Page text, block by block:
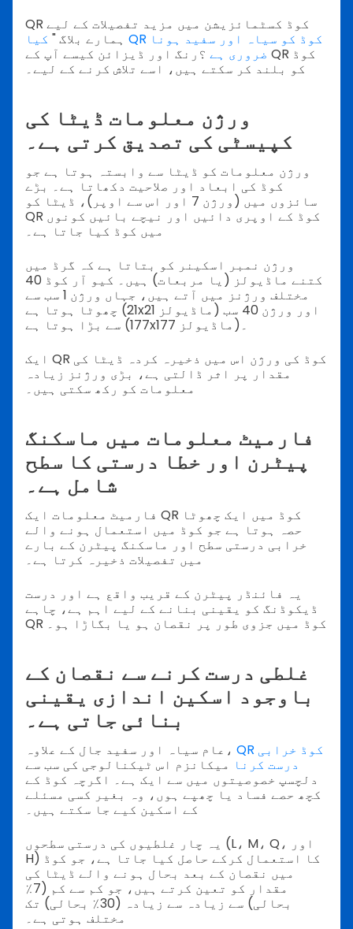
QR کوڈ کسٹمائزیشن میں مزید تفصیلات کے لیے
ہمارے بلاگ " کیا QR کوڈ کو سیاہ اور سفید ہونا
ضروری ہے ؟رنگ اور ڈیزائن کیسے آپ کے QR کوڈ
کو بلند کر سکتے ہیں، اسے تلاش کرنے کے لیے۔
ورژن معلومات ڈیٹا کی
کپیسٹی کی تصدیق کرتی ہے۔
ورژن معلومات کو ڈیٹا سے وابستہ ہوتا ہے جو
کوڈ کی ابعاد اور صلاحیت دکھاتا ہے۔ بڑے
سائزوں میں (ورژن 7 اور اس سے اوپر)، ڈیٹا کو
QR کوڈ کے اوپری دائیں اور نیچے بائیں کونوں
میں کوڈ کیا جاتا ہے۔
ورژن نمبر اسکینر کو بتاتا ہے کہ گرڈ میں
کتنے ماڈیولز (یا مربعات) ہیں۔ کیو آر کوڈ 40
مختلف ورژنز میں آتے ہیں، جہاں ورژن 1 سب سے
چھوٹا ہوتا ہے (21x21 ماڈیولز) اور ورژن 40 سب
سے بڑا ہوتا ہے (177x177 ماڈیولز)۔
ایک QR کوڈ کی ورژن اس میں ذخیرہ کردہ ڈیٹا کی
مقدار پر اثر ڈالتی ہے، بڑی ورژنز زیادہ
معلومات کو رکھ سکتی ہیں۔
فارمیٹ معلومات میں ماسکنگ
پیٹرن اور خطا درستی کا سطح
شامل ہے۔
فارمیٹ معلومات ایک QR کوڈ میں ایک چھوٹا
حصہ ہوتا ہے جو کوڈ میں استعمال ہونے والے
خرابی درستی سطح اور ماسکنگ پیٹرن کے بارے
میں تفصیلات ذخیرہ کرتا ہے۔
یہ فائنڈر پیٹرن کے قریب واقع ہے اور درست
ڈیکوڈنگ کو یقینی بنانے کے لیے اہم ہے، چاہے
QR کوڈ میں جزوی طور پر نقصان ہو یا بگاڑا ہو۔
غلطی درست کرنے سے نقصان کے
باوجود اسکین اندازی یقینی
بنائی جاتی ہے۔
عام سیاہ اور سفید جال کے علاوہ، QR کوڈ خرابی
درست کرنا میکانزم اس ٹیکنالوجی کی سب سے
دلچسپ خصوصیتوں میں سے ایک ہے۔ اگرچہ کوڈ کے
کچھ حصے فساد یا چھپے ہوں، وہ بغیر کسی مسئلے
کے اسکین کیے جا سکتے ہیں۔
یہ چار غلطیوں کی درستی سطحوں (L، M، Q، اور
H) کا استعمال کرکے حاصل کیا جاتا ہے، جو کوڈ
میں نقصان کے بعد بحال ہونے والے ڈیٹا کی
مقدار کو تعین کرتے ہیں، جو کم سے کم (7٪
بحالی) سے زیادہ سے زیادہ (30٪ بحالی) تک
مختلف ہوتی ہے۔